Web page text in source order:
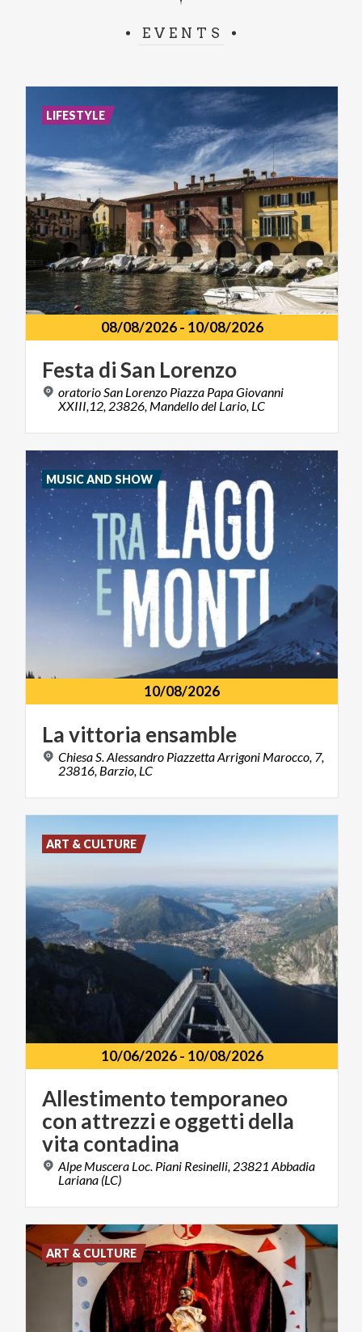
EVENTS
08/08/2026- 10/08/2026
Festa diSan Lorenzo
oratorio San Lorenzo Piazza Papa Giovanni
XXIII,12, 23826, Mandello del Lario, LC
LIFESTYLE
10/08/2026
Lavittoria ensamble
Chiesa S. Alessandro Piazzetta Arrigoni Marocco, 7,
23816, Barzio, LC
MUSIC AND SHOW
10/06/2026- 10/08/2026
Allestimento temporaneo
con attrezzi e oggetti della
vita contadina
Alpe Muscera Loc. Piani Resinelli, 23821 Abbadia
Lariana (LC)
ART & CULTURE
ART & CULTURE